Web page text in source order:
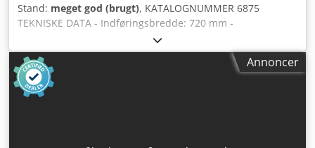
Stand: meget god (brugt), KATALOGNUMMER 6875
TEKNISKE DATA - Indføringsbredde: 720 mm -
Indføringshøjde: 160 mm - Maks. materiale tykkelse: 160
mm - Akselbredde: 720 mm - Akseldiameter: 600 mm -
Knivlængde: 80 mm - Antal knive: 4×12 stk - Soldimension:
25 mm - Trykrulletræk v. indføring: 0,75 kW - Tandtrukket
trækaksel, nederst: 1,8 kW - Tandtrukket trækaksel, øverst:
Annoncer